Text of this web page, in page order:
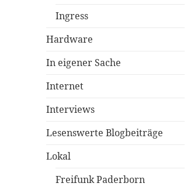
Ingress
Hardware
In eigener Sache
Internet
Interviews
Lesenswerte Blogbeiträge
Lokal
Freifunk Paderborn